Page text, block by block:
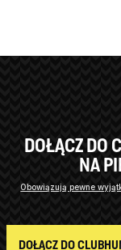
DOŁĄCZ DO
NA
Obowiązują pewne
DOŁĄCZ DO